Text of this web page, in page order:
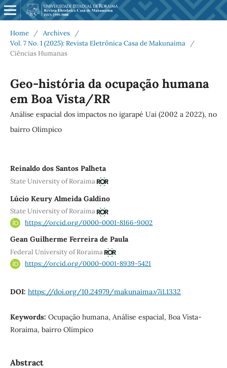
Home / Archives
/
Vol. 7 No. 1 (2025): Revista Eletrônica Casa de Makunaima
/
Ciências Humanas
Geo-história da ocupação humana
em Boa Vista/RR
Análise espacial dos impactos no igarapé Uai (2002 a 2022), no
bairro Olímpico
Reinaldo dos Santos Palheta
State University of Roraima
Lúcio Keury Almeida Galdino
State University of Roraima
https://orcid.org/0000-0001-8166-9002
Gean Guilherme Ferreira de Paula
Federal University of Roraima
https://orcid.org/0000-0001-8939-5421
DOI: https://doi.org/10.24979/makunaima.v7i1.1332
Keywords: Ocupação humana, Análise espacial, Boa Vista-
Roraima, bairro Olímpico
Abstract